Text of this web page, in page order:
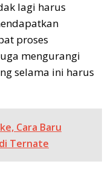
lagi harus
proses
mengurangi
selama ini harus
Cara Baru
Ternate